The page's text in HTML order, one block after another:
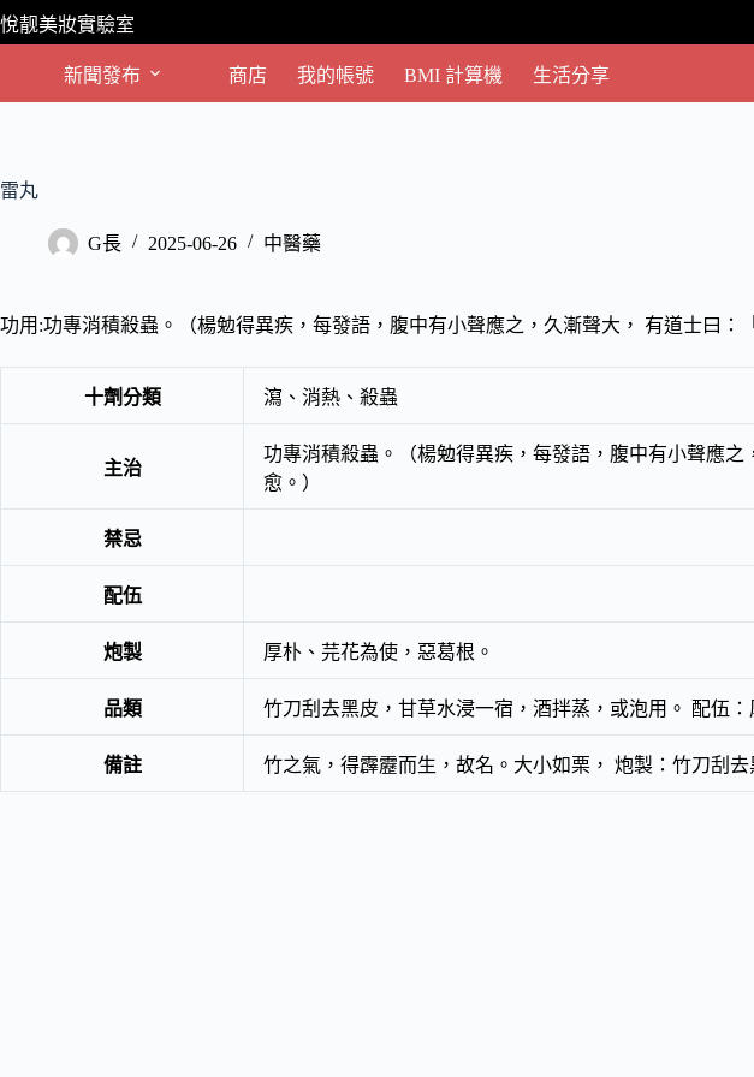
跳
至
要
悅靓美妝實驗室
新聞發布 商店 我的帳號 BMI 計算機 生活分享
雷丸
G長 2025-06-26 中醫藥
功用:功專消積殺蟲。（楊勉得異疾，每發語，腹中有小聲應之，久漸聲大， 有道士曰
十劑分類 瀉、消熱、殺蟲
主治
功專消積殺蟲。（楊勉得異疾，每發語，腹中有小聲應
愈。）
禁忌
配伍
炮製 厚朴、芫花為使，惡葛根。
品類 竹刀刮去黑皮，甘草水浸一宿，酒拌蒸，或泡用。 配伍：
備註 竹之氣，得霹靂而生，故名。大小如栗， 炮製：竹刀刮